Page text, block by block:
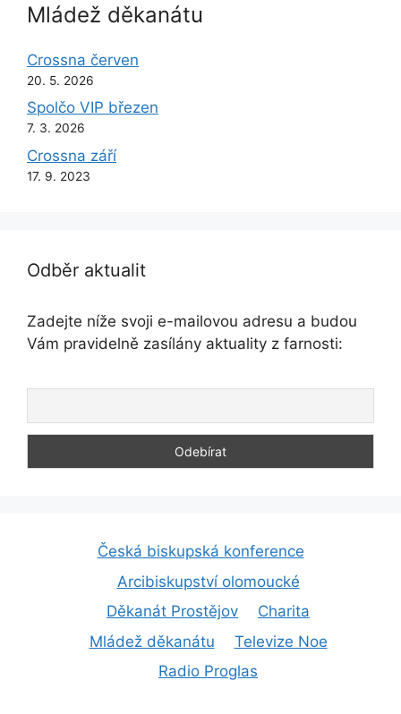
Mládež děkanátu
Crossna červen
20. 5. 2026
Spolčo VIP březen
7. 3. 2026
Crossna září
17. 9. 2023
Odběr aktualit
Zadejte níže svoji e-mailovou adresu a budou
Vám pravidelně zasílány aktuality z farnosti:
Česká biskupská konference
Arcibiskupství olomoucké
Děkanát Prostějov
Charita
Mládež děkanátu
Televize Noe
Radio Proglas